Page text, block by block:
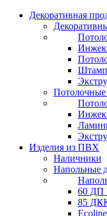
Декоративная
Потолочные
Изделия из ПВХ
Наличники
Напольные
60
85
Ecoline